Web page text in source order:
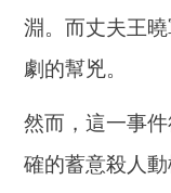
淵。而丈夫王
劇的幫兇。
然而，這一事
確的蓄意殺人